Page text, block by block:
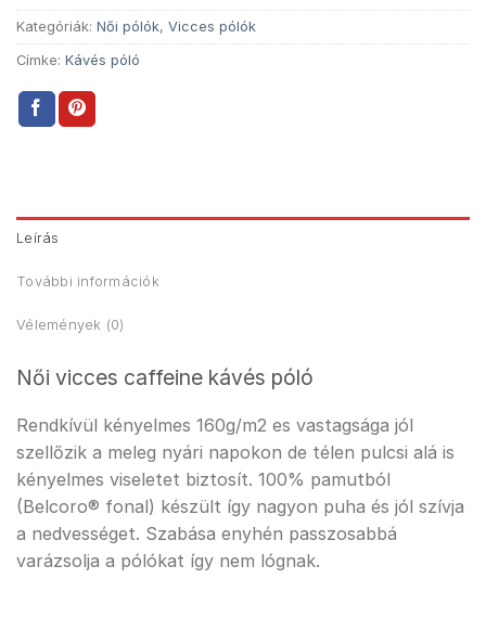
Kategóriák: Női pólók, Vicces pólók
Címke: Kávés póló
Leírás
További információk
Vélemények (0)
Női vicces caffeine kávés póló
Rendkívül kényelmes 160g/m2 es vastagsága jól
szellőzik a meleg nyári napokon de télen pulcsi alá is
kényelmes viseletet biztosít. 100% pamutból
(Belcoro® fonal) készült így nagyon puha és jól szívja
a nedvességet. Szabása enyhén passzosabbá
varázsolja a pólókat így nem lógnak.